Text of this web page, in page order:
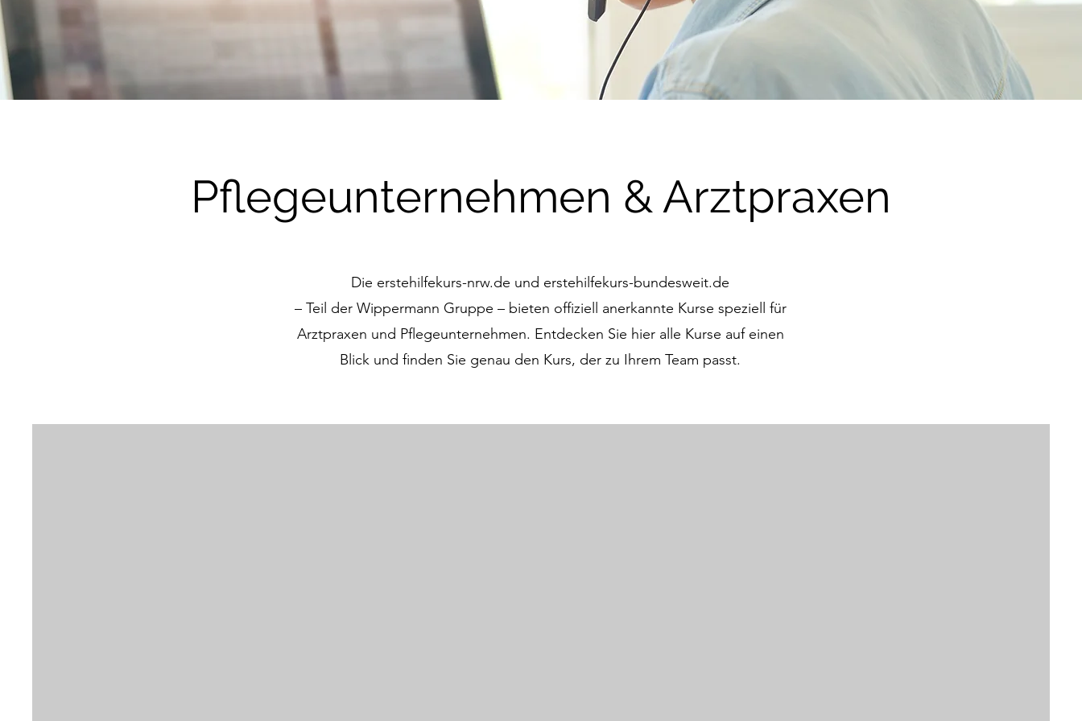
Pflegeunternehmen & Arztpraxen
Die erstehilfekurs-nrw.de und erstehilfekurs-bundesweit.de
– Teil der Wippermann Gruppe – bieten offiziell anerkannte Kurse speziell für
Arztpraxen und Pflegeunternehmen. Entdecken Sie hier alle Kurse auf einen
Blick und finden Sie genau den Kurs, der zu Ihrem Team passt.